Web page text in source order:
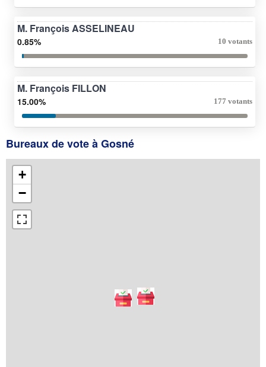
M. François ASSELINEAU
0.85% 10 votants
M. François FILLON
15.00% 177 votants
Bureaux de vote à Gosné
+
−